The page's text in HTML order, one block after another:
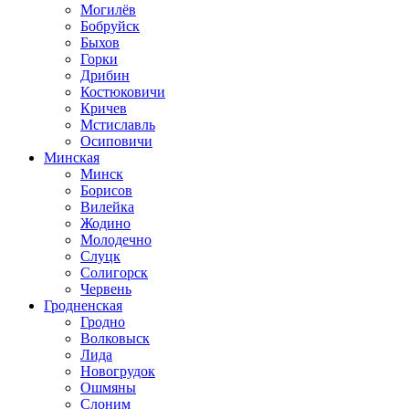
Могилёв
Бобруйск
Быхов
Горки
Дрибин
Костюковичи
Кричев
Мстиславль
Осиповичи
Минская
Минск
Борисов
Вилейка
Жодино
Молодечно
Слуцк
Солигорск
Червень
Гродненская
Гродно
Волковыск
Лида
Новогрудок
Ошмяны
Слоним